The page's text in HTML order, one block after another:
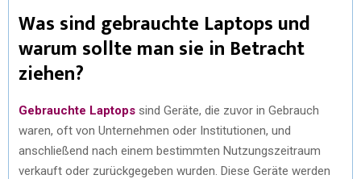
Was sind gebrauchte Laptops und
warum sollte man sie in Betracht
ziehen?
Gebrauchte Laptops sind Geräte, die zuvor in Gebrauch
waren, oft von Unternehmen oder Institutionen, und
anschließend nach einem bestimmten Nutzungszeitraum
verkauft oder zurückgegeben wurden. Diese Geräte werden